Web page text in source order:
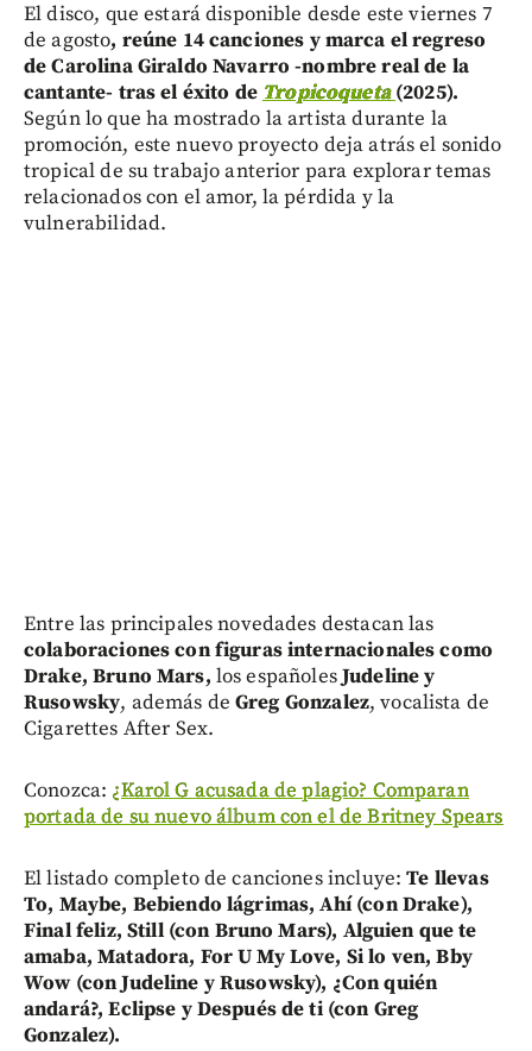
El disco, que estará disponible desde este viernes 7
de agosto, reúne 14 canciones y marca el regreso
de Carolina Giraldo Navarro -nombre real de la
cantante- tras el éxito de Tropicoqueta (2025).
Según lo que ha mostrado la artista durante la
promoción, este nuevo proyecto deja atrás el sonido
tropical de su trabajo anterior para explorar temas
relacionados con el amor, la pérdida y la
vulnerabilidad.
Entre las principales novedades destacan las
colaboraciones con figuras internacionales como
Drake, Bruno Mars, los españolesJudeline y
Rusowsky, además de Greg Gonzalez, vocalista de
Cigarettes After Sex.
Conozca: ¿Karol G acusada de plagio? Comparan
portada de su nuevo álbum con el de Britney Spears
El listado completo de canciones incluye:Te llevas
To, Maybe, Bebiendo lágrimas, Ahí (con Drake),
Final feliz, Still (con Bruno Mars), Alguien que te
amaba, Matadora, For U My Love, Si lo ven, Bby
Wow (con Judeline y Rusowsky), ¿Con quién
andará?, Eclipse y Después de ti (con Greg
Gonzalez).